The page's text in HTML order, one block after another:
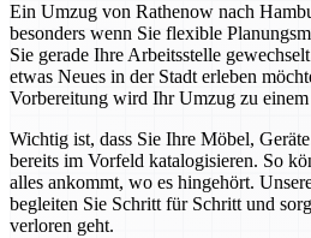
Ein Umzug von Rathenow nach
besonders wenn Sie flexible
Sie gerade Ihre Arbeitsstelle
etwas Neues in der Stadt erleben
Vorbereitung wird Ihr Umzug zu einem
Wichtig ist, dass Sie Ihre Möbel,
bereits im Vorfeld katalogisieren. So
alles ankommt, wo es hingehört.
begleiten Sie Schritt für Schritt und
verloren geht.